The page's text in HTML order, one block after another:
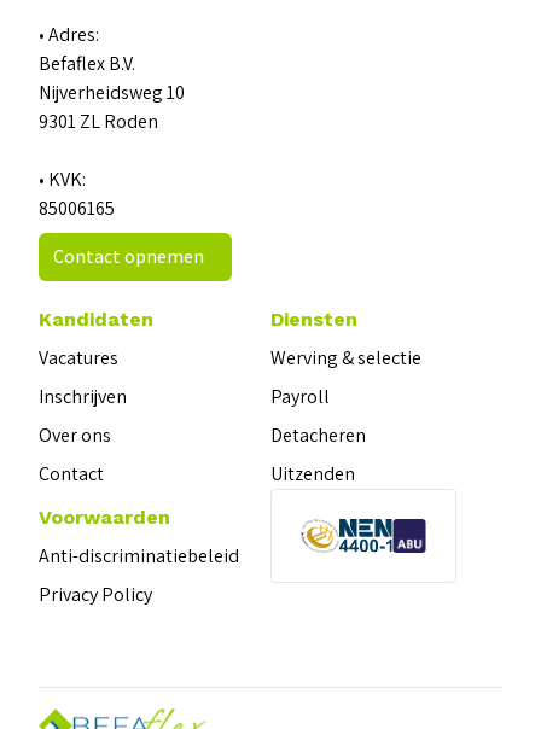
• Adres:
Befaflex B.V.
Nijverheidsweg 10
9301 ZL Roden
• KVK:
85006165
Contact opnemen
Kandidaten
Vacatures
Inschrijven
Over ons
Contact
Diensten
Werving & selectie
Payroll
Detacheren
Uitzenden
Voorwaarden
Anti-discriminatiebeleid
Privacy Policy